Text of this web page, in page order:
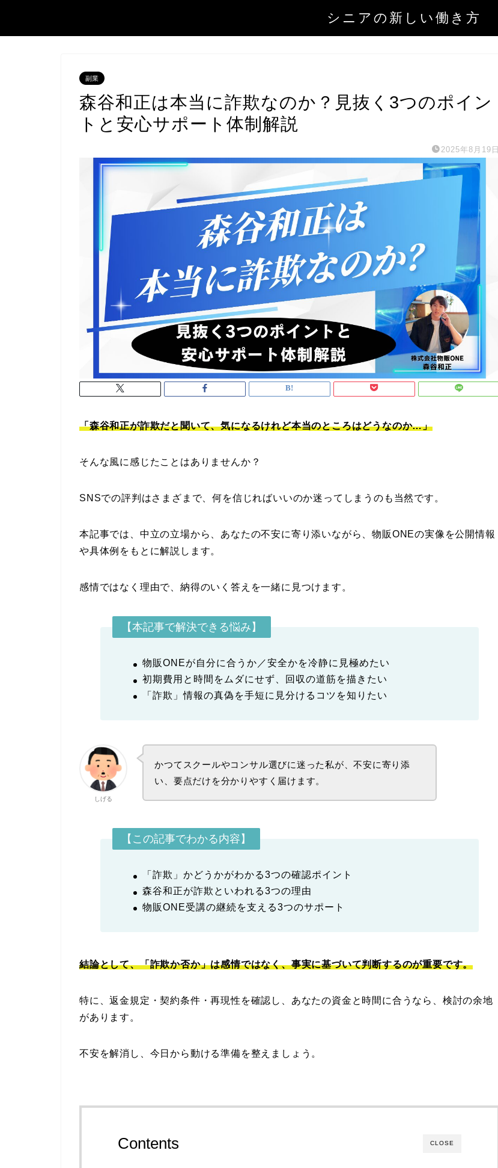
シニアの新しい働き方
副業
森谷和正は本当に詐欺なのか？見抜く3つのポイン
トと安心サポート体制解説
2025年8月19日
「森谷和正が詐欺だと聞いて、気になるけれど本当のところはどうなのか…」
そんな風に感じたことはありませんか？
SNSでの評判はさまざまで、何を信じればいいのか迷ってしまうのも当然です。
本記事では、中立の立場から、あなたの不安に寄り添いながら、物販ONEの実像を公開情報
や具体例をもとに解説します。
感情ではなく理由で、納得のいく答えを一緒に見つけます。
【本記事で解決できる悩み】
物販ONEが自分に合うか／安全かを冷静に見極めたい
初期費用と時間をムダにせず、回収の道筋を描きたい
「詐欺」情報の真偽を手短に見分けるコツを知りたい
しげる
かつてスクールやコンサル選びに迷った私が、不安に寄り添
い、要点だけを分かりやすく届けます。
【この記事でわかる内容】
「詐欺」かどうかがわかる3つの確認ポイント
森谷和正が詐欺といわれる3つの理由
物販ONE受講の継続を支える3つのサポート
結論として、「詐欺か否か」は感情ではなく、事実に基づいて判断するのが重要です。
特に、返金規定・契約条件・再現性を確認し、あなたの資金と時間に合うなら、検討の余地
があります。
不安を解消し、今日から動ける準備を整えましょう。
CLOSE
Contents